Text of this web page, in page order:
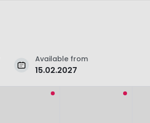
Available from
15.02.2027